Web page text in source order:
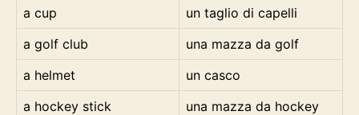
a cup
un taglio di capelli
a golf club
una mazza da golf
a helmet
un casco
a hockey stick
una mazza da hockey